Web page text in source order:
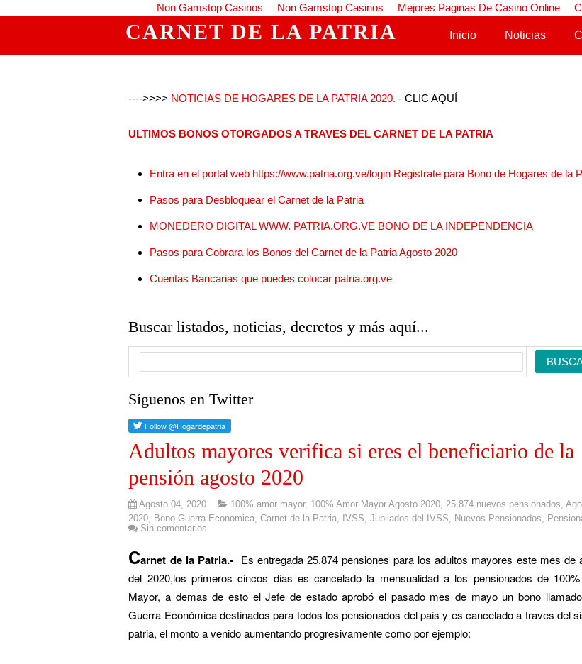
Non Gamstop Casinos Non Gamstop Casinos Mejores Paginas De Casino Online
CARNET DE LA PATRIA Saltar al contenido
Inicio Noticias
---->>>> NOTICIAS DE HOGARES DE LA PATRIA 2020. - CLIC AQUÍ
ULTIMOS BONOS OTORGADOS A TRAVES DEL CARNET DE LA PATRIA
Entra en el portal web https://www.patria.org.ve/login Registrate para Bono de Hogares de la
Pasos para Desbloquear el Carnet de la Patria
MONEDERO DIGITAL WWW. PATRIA.ORG.VE BONO DE LA INDEPENDENCIA
Pasos para Cobrara los Bonos del Carnet de la Patria Agosto 2020
Cuentas Bancarias que puedes colocar patria.org.ve
Buscar listados, noticias, decretos y más aquí...
Síguenos en Twitter
Adultos mayores verifica si eres el beneficiario de la
pensión agosto 2020
Agosto 04, 2020 100% amor mayor, 100% Amor Mayor Agosto 2020 25.874 nuevos pensionados ,
2020 Bono Guerra Economica ,Carnet de la Patria IVSS ,Jubilados del IVSS Nuevos Pensionados
Sin comentarios
Carnet de la Patria.- Es entregada 25.874 pensiones para los adultos mayores este mes de
del 2020,los primeros cincos dias es cancelado la mensualidad a los pensionados de
Mayor, a demas de esto el Jefe de estado aprobó el pasado mes de mayo un bono
Guerra Económica destinados para todos los pensionados del pais y es cancelado a traves del
patria, el monto a venido aumentando progresivamente como por ejemplo: